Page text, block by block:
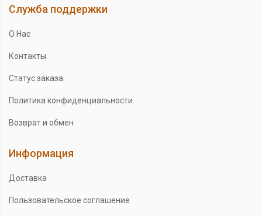
Служба поддержки
О Нас
Контакты
Статус заказа
Политика конфиденциальности
Возврат и обмен
Информация
Доставка
Пользовательское соглашение